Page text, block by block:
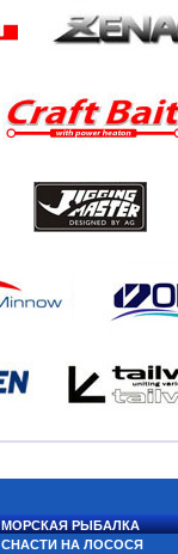
МОРСКАЯ РЫБАЛКА
СНАСТИ НА ЛОСОСЯ